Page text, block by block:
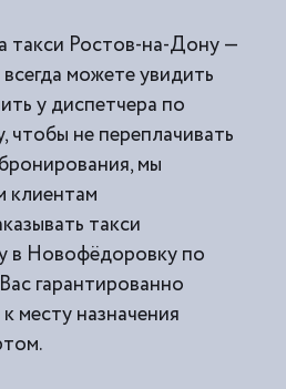
такси Ростов-на-Дону —
можете увидить
у диспетчера по
не переплачивать
мы
клиентам
такси
в Новофёдоровку по
гарантированно
месту назначения